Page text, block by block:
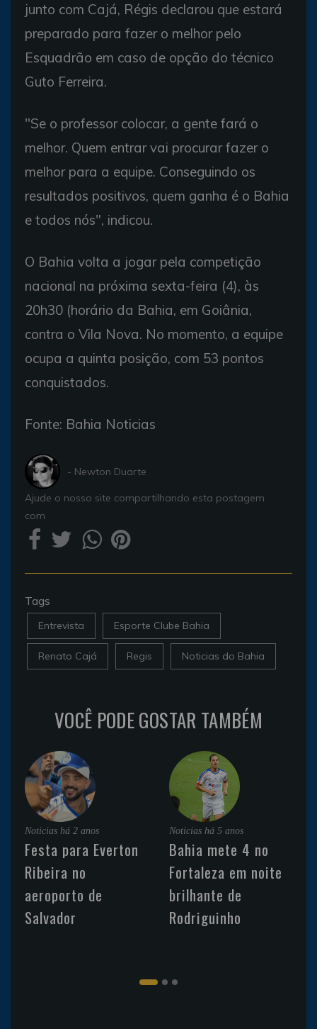
junto com Cajá, Régis declarou que estará
preparado para fazer o melhor pelo
Esquadrão em caso de opção do técnico
Guto Ferreira.
"Se o professor colocar, a gente fará o
melhor. Quem entrar vai procurar fazer o
melhor para a equipe. Conseguindo os
resultados positivos, quem ganha é o Bahia
e todos nós", indicou.
O Bahia volta a jogar pela competição
nacional na próxima sexta-feira (4), às
20h30 (horário da Bahia, em Goiânia,
contra o Vila Nova. No momento, a equipe
ocupa a quinta posição, com 53 pontos
conquistados.
Fonte: Bahia Noticias
- Newton Duarte
Ajude o nosso site compartilhando esta postagem
com
Tags
Entrevista Esporte Clube Bahia
Renato Cajá Regis Noticias do Bahia
VOCÊ PODE GOSTAR TAMBÉM
Noticias há 2 anos
Festa para Everton
Ribeira no
aeroporto de
Salvador
Noticias há 5 anos
Bahia mete 4 no
Fortaleza em noite
brilhante de
Rodriguinho